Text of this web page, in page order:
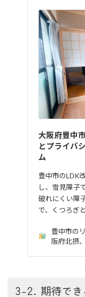
大阪府豊中
とプライバ
ム
豊中市のLDK
し、雪見障子
破れにくい障
で、くつろぎ
豊中市の
阪府北摂
3-2. 期待でき